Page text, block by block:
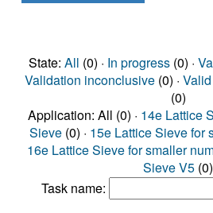
State: All (0) · In progress(0) ·
Validation inconclusive(0) · Valid
(0)
Application: All (0) · 14e Lattice
Sieve (0) · 15e Lattice Sieve for
16e Lattice Sieve for smaller
Sieve V5 (0)
Task name: